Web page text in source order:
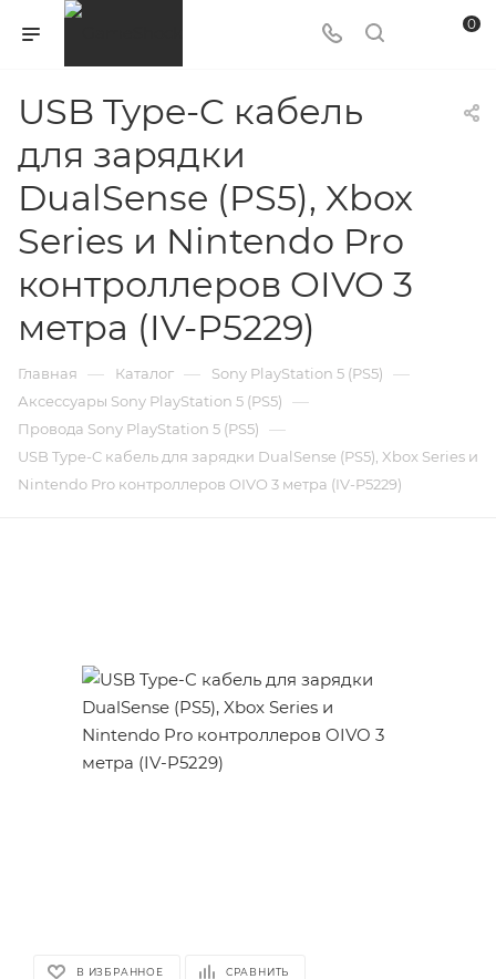
0
USB Type-C кабель
для зарядки
DualSense (PS5), Xbox
Series и Nintendo Pro
контроллеров OIVO 3
метра (IV-P5229)
Главная — Каталог — Sony PlayStation 5 (PS5) —
Аксессуары Sony PlayStation 5 (PS5) —
Провода Sony PlayStation 5 (PS5) —
USB Type-C кабель для зарядки DualSense (PS5), Xbox Series и
Nintendo Pro контроллеров OIVO 3 метра (IV-P5229)
В ИЗБРАННОЕ СРАВНИТЬ